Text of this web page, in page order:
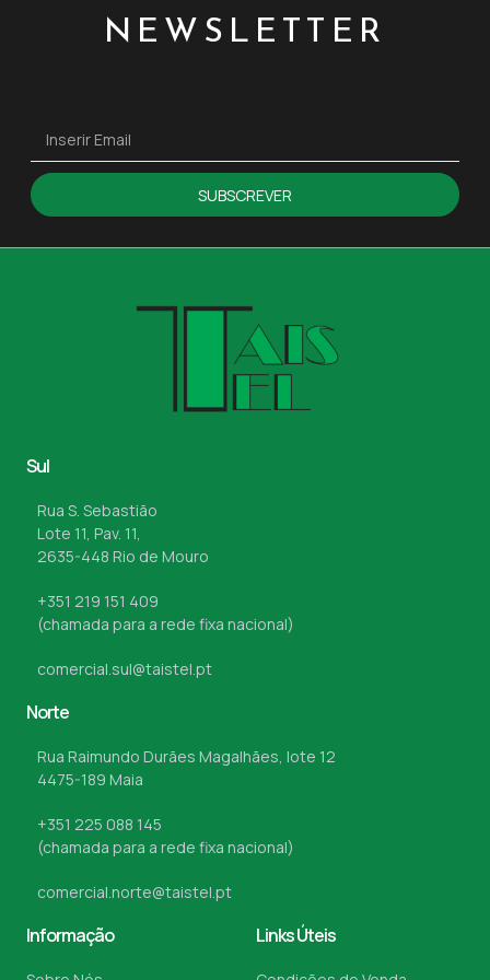
NEWSLETTER
SUBSCREVER
Sul
Rua S. Sebastião
Lote 11, Pav. 11,
2635-448 Rio de Mouro
+351 219 151 409
(chamada para a rede fixa nacional)
comercial.sul@taistel.pt
Norte
Rua Raimundo Durães Magalhães, lote 12
4475-189 Maia
+351 225 088 145
(chamada para a rede fixa nacional)
comercial.norte@taistel.pt
Informação Links Úteis